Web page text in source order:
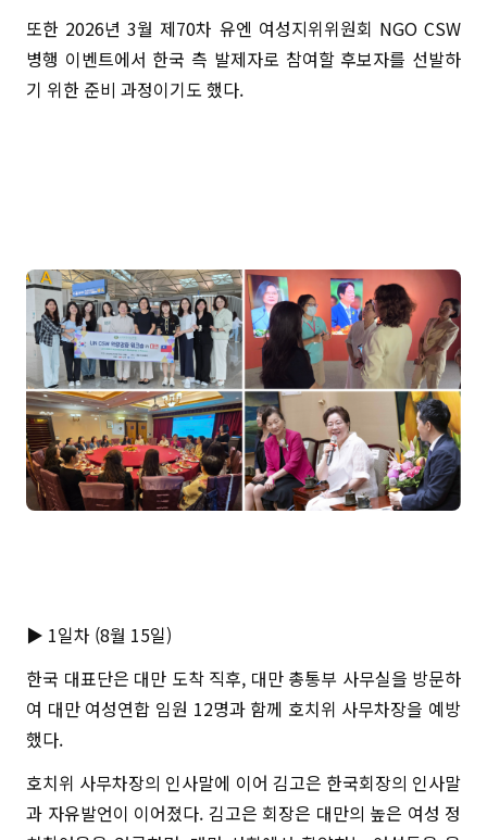
또한 2026년 3월 제70차 유엔 여성지위위원회 NGO CSW
병행 이벤트에서 한국 측 발제자로 참여할 후보자를 선발하
기 위한 준비 과정이기도 했다.
▶ 1일차 (8월 15일)
한국 대표단은 대만 도착 직후, 대만 총통부 사무실을 방문하
여 대만 여성연합 임원 12명과 함께 호치위 사무차장을 예방
했다.
호치위 사무차장의 인사말에 이어 김고은 한국회장의 인사말
과 자유발언이 이어졌다. 김고은 회장은 대만의 높은 여성 정